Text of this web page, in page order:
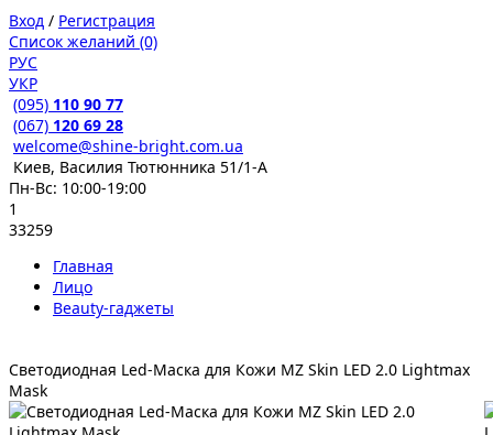
Вход / Регистрация
Список желаний (0)
РУС
УКР
(095) 110 90 77
(067) 120 69 28
welcome@shine-bright.com.ua
Киев, Василия Тютюнника 51/1-А
Пн-Вс: 10:00-19:00
1
33259
Главная
Лицо
Beauty-гаджеты
Светодиодная Led-Маска для Кожи MZ Skin LED 2.0 Lightmax
Mask